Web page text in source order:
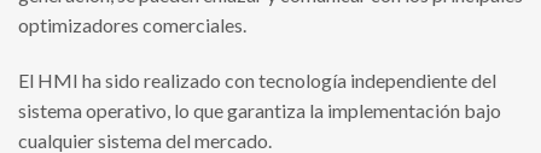
optimizadores comerciales.
El HMI ha sido realizado con tecnología independiente del
sistema operativo, lo que garantiza la implementación bajo
cualquier sistema del mercado.